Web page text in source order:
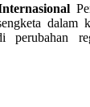
dalam
perubahan